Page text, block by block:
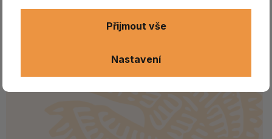
Nastavení
Přijmout vše